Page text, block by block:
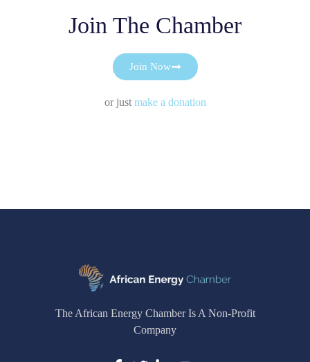
Join The Chamber
Join Now
or justmake a donation
The African Energy Chamber Is A Non-Profit
Company